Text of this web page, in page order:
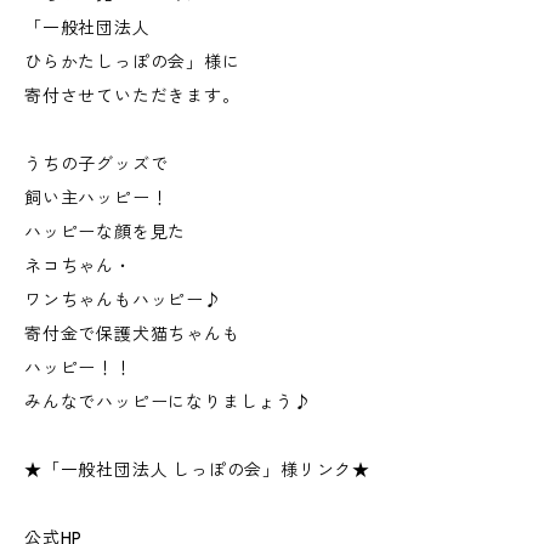
「一般社団法人
ひらかたしっぽの会」様に
寄付させていただきます。
うちの子グッズで
飼い主ハッピー！
ハッピーな顔を見た
ネコちゃん・
ワンちゃんもハッピー♪
寄付金で保護犬猫ちゃんも
ハッピー！！
みんなでハッピーになりましょう♪
★「一般社団法人 しっぽの会」様リンク★
公式HP